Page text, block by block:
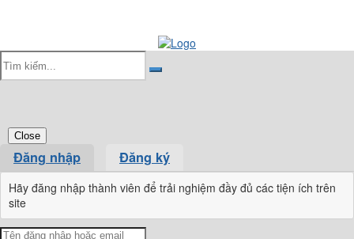
Close
Đăng nhập Đăng ký
Hãy đăng nhập thành viên để trải nghiệm đầy đủ các tiện ích trên
site